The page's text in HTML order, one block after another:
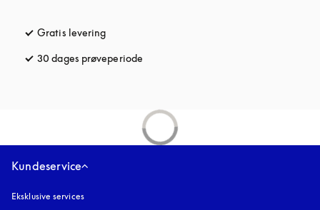
Gratis levering
30 dages prøveperiode
Kundeservice
Eksklusive services